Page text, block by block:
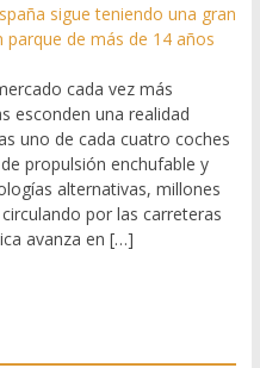
sigue teniendo una gran
de más de 14 años
cada vez más
esconden una realidad
uno de cada cuatro coches
propulsión enchufable y
alternativas, millones
por las carreteras
avanza en […]